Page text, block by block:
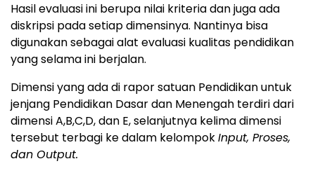
Hasil evaluasi ini berupa nilai kriteria dan juga ada
diskripsi pada setiap dimensinya. Nantinya bisa
digunakan sebagai alat evaluasi kualitas pendidikan
yang selama ini berjalan.
Dimensi yang ada di rapor satuan Pendidikan untuk
jenjang Pendidikan Dasar dan Menengah terdiri dari
dimensi A,B,C,D, dan E, selanjutnya kelima dimensi
tersebut terbagi ke dalam kelompokInput, Proses,
dan Output.